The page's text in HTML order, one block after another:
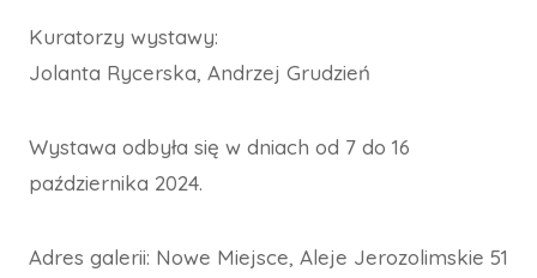
Kuratorzy wystawy:
Jolanta Rycerska, Andrzej Grudzień
Wystawa odbyła się w dniach od 7 do 16
października 2024.
Adres galerii: Nowe Miejsce, Aleje Jerozolimskie 51